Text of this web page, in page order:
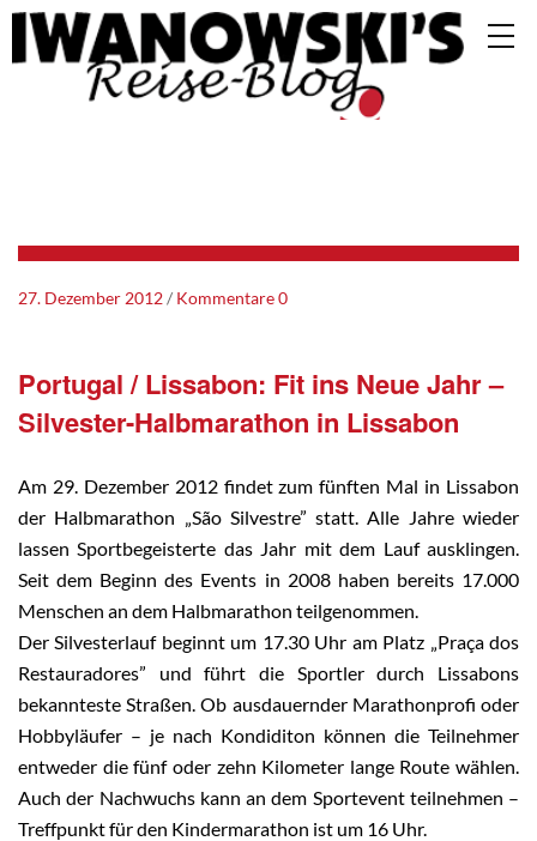
27. Dezember 2012 Kommentare 0
Portugal / Lissabon: Fit ins Neue Jahr –
Silvester-Halbmarathon in Lissabon
Am 29. Dezember 2012 findet zum fünften Mal in Lissabon
der Halbmarathon „São Silvestre” statt. Alle Jahre wieder
lassen Sportbegeisterte das Jahr mit dem Lauf ausklingen.
Seit dem Beginn des Events in 2008 haben bereits 17.000
Menschen an dem Halbmarathon teilgenommen.
Der Silvesterlauf beginnt um 17.30 Uhr am Platz „Praça dos
Restauradores” und führt die Sportler durch Lissabons
bekannteste Straßen. Ob ausdauernder Marathonprofi oder
Hobbyläufer – je nach Kondiditon können die Teilnehmer
entweder die fünf oder zehn Kilometer lange Route wählen.
Auch der Nachwuchs kann an dem Sportevent teilnehmen –
Treffpunkt für den Kindermarathon ist um 16 Uhr.